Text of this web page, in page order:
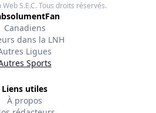
S.E.C.Tous droits réservés.
Canadiens
dans la LNH
Ligues
Sports
Liens utiles
À propos